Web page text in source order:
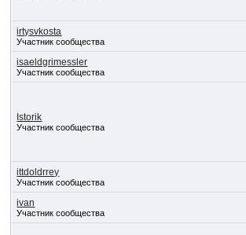
irtysvkosta
Участник сообщества
isaeldgrimessler
Участник сообщества
Istorik
Участник сообщества
ittdoldrrey
Участник сообщества
ivan
Участник сообщества